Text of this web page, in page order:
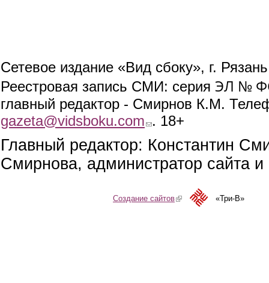
Сетевое издание «Вид сбоку», г.
Реестровая запись СМИ: серия ЭЛ №
главный редактор - Смирнов К.М.
gazeta@vidsboku.com (link sends e-mail)
. 18+
Главный редактор: Константин
Смирнова, администратор сайта
Создание сайтов(link is external)«Три-В»